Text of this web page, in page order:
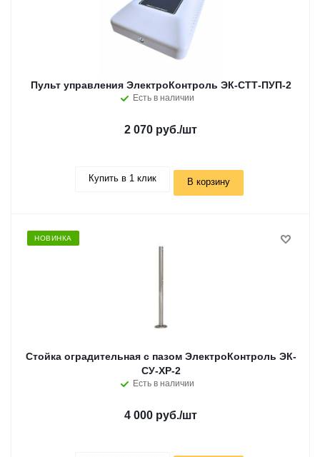
Пульт управления ЭлектроКонтроль ЭК-СТТ-ПУП-2
Есть в наличии
2 070 руб./шт
Купить в 1 клик В корзину
НОВИНКА
Стойка оградительная с пазом ЭлектроКонтроль ЭК-
СУ-ХР-2
Есть в наличии
4 000 руб./шт